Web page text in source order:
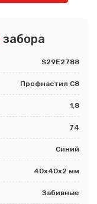
забора
S29E2788
Профнастил С8
1,8
74
Синий
40х40х2 мм
Забивные